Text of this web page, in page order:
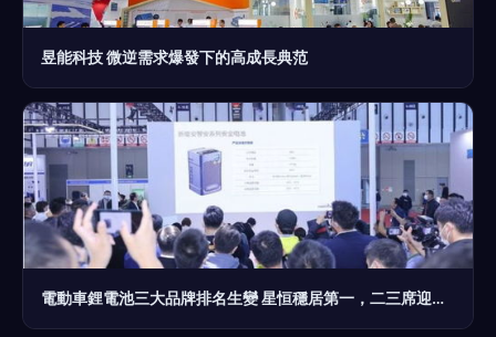
昱能科技 微逆需求爆發下的高成長典范
電動車鋰電池三大品牌排名生變 星恒穩居第一，二三席迎來新面孔